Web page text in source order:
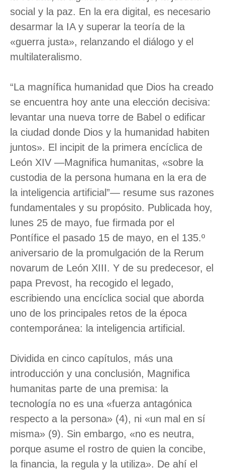
social y la paz. En la era digital, es necesario
desarmar la IA y superar la teoría de la
«guerra justa», relanzando el diálogo y el
multilateralismo.
“La magnífica humanidad que Dios ha creado
se encuentra hoy ante una elección decisiva:
levantar una nueva torre de Babel o edificar
la ciudad donde Dios y la humanidad habiten
juntos». El incipit de la primera encíclica de
León XIV —Magnifica humanitas, «sobre la
custodia de la persona humana en la era de
la inteligencia artificial”— resume sus razones
fundamentales y su propósito. Publicada hoy,
lunes 25 de mayo, fue firmada por el
Pontífice el pasado 15 de mayo, en el 135.º
aniversario de la promulgación de la Rerum
novarum de León XIII. Y de su predecesor, el
papa Prevost, ha recogido el legado,
escribiendo una encíclica social que aborda
uno de los principales retos de la época
contemporánea: la inteligencia artificial.
Dividida en cinco capítulos, más una
introducción y una conclusión, Magnifica
humanitas parte de una premisa: la
tecnología no es una «fuerza antagónica
respecto a la persona» (4), ni «un mal en sí
misma» (9). Sin embargo, «no es neutra,
porque asume el rostro de quien la concibe,
la financia, la regula y la utiliza». De ahí el